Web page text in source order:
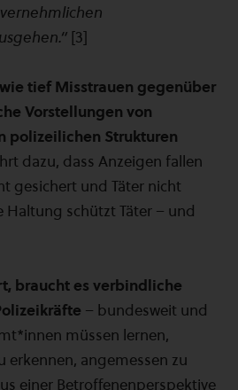
[3]
tief Misstrauen gegenüber
Vorstellungen von
polizeilichen Strukturen
dazu, dass Anzeigen fallen
gesichert und Täter nicht
Haltung schützt Täter – und
braucht es verbindliche
– bundesweit und
müssen lernen,
erkennen, angemessen zu
einer Betroffenenperspektive